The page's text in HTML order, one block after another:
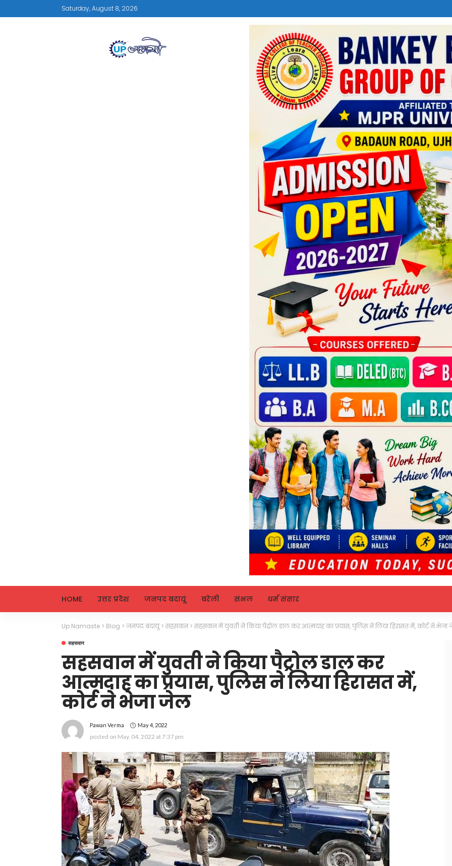
Saturday, August 8, 2026
HOME उत्तर प्रदेश जनपद बदायूं बरेली संभल धर्म संसार
Up Namaste > Blog > जनपद बदायूं>सहसवान>सहसवान में युवती ने किया पैट्रोल डाल कर आत्मदाह का प्रयास, पुलिस ने लिया हिरासत में, कोर्ट ने
सहसवान
सहसवान में युवती ने किया पैट्रोल डाल कर
आत्मदाह का प्रयास, पुलिस ने लिया हिरासत में,
कोर्ट ने भेजा जेल
Pawan Verma May 4, 2022
posted on May. 04, 2022 at 7:37 pm